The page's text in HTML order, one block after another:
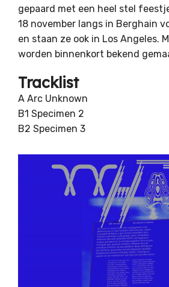
gepaard met een heel stel
18 november langs in Berghain
en staan ze ook in Los Angeles.
worden binnenkort bekend
Tracklist
A Arc Unknown
B1 Specimen 2
B2 Specimen 3